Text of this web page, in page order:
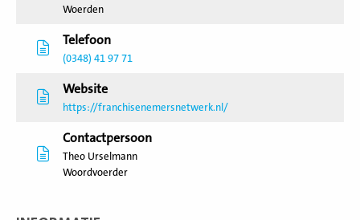
Woerden
Telefoon
(0348) 41 97 71
Website
https://franchisenemersnetwerk.nl/
Contactpersoon
Theo Urselmann
Woordvoerder